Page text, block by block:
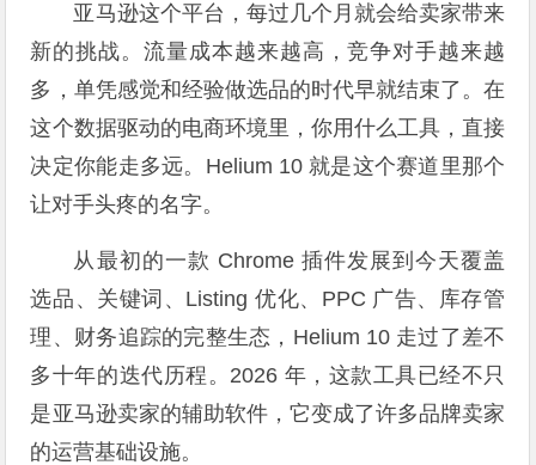
亚马逊这个平台，每过几个月就会给卖家带来
新的挑战。流量成本越来越高，竞争对手越来越
多，单凭感觉和经验做选品的时代早就结束了。在
这个数据驱动的电商环境里，你用什么工具，直接
决定你能走多远。Helium 10 就是这个赛道里那个
让对手头疼的名字。
从最初的一款 Chrome 插件发展到今天覆盖
选品、关键词、Listing 优化、PPC 广告、库存管
理、财务追踪的完整生态，Helium 10 走过了差不
多十年的迭代历程。2026 年，这款工具已经不只
是亚马逊卖家的辅助软件，它变成了许多品牌卖家
的运营基础设施。